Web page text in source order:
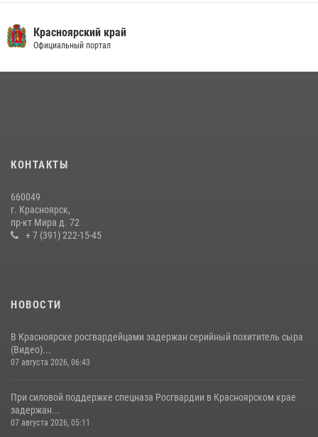
Красноярский край
Официальный портал
КОНТАКТЫ
660049
г. Красноярск,
пр-кт Мира д. 72
+ 7 (391) 222-15-45
НОВОСТИ
В Красноярске росгвардейцами задержан серийный похититель сыра
(Видео)...
07 августа 2026, 06:43
При силовой поддержке спецназа Росгвардии в Красноярском крае
задержан...
07 августа 2026, 05:11